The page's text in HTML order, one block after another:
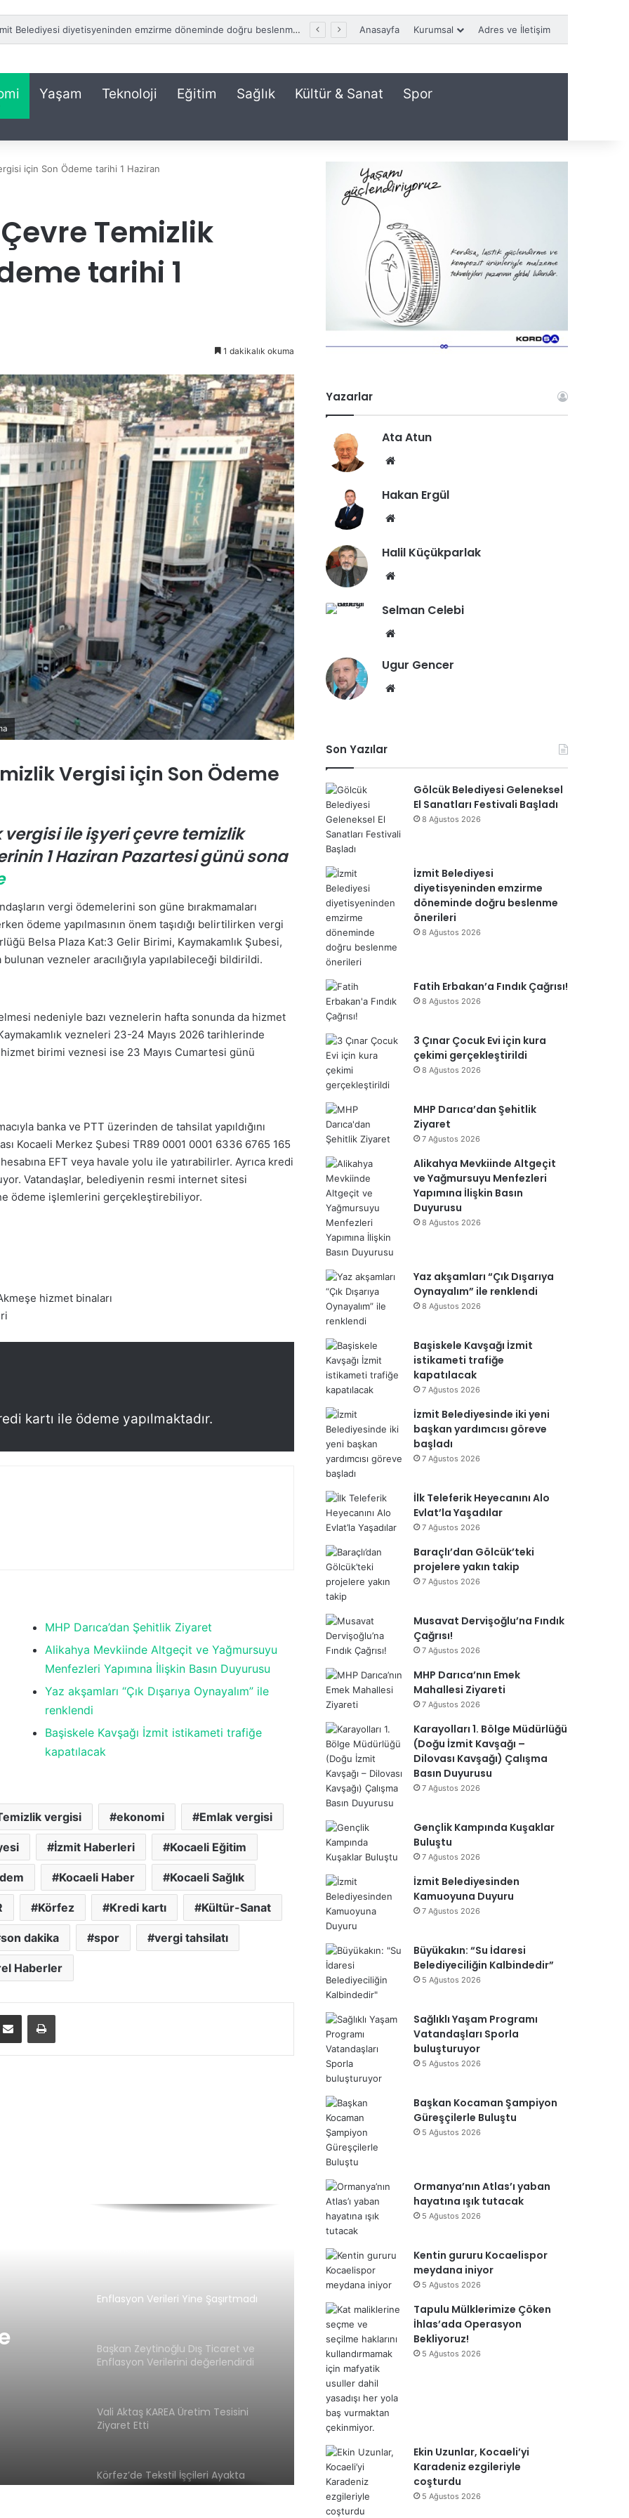
Erbakan’a Fındık Çağrısı! Anasayfa Kurumsal Adres ve İletişim
Yaşam Teknoloji Eğitim Sağlık Kültür & Sanat Spor
için Son Ödeme tarihi 1 Haziran
Temizlik
tarihi 1
1 dakikalık okuma
Vergisi için Son Ödeme
vergisi ile işyeri çevre temizlik
1 Haziran Pazartesi günü sona
vergi ödemelerini son güne bırakmamaları
ödeme yapılmasının önem taşıdığı belirtilirken vergi
Belsa Plaza Kat:3 Gelir Birimi, Kaymakamlık Şubesi,
vezneler aracılığıyla yapılabileceği bildirildi.
nedeniyle bazı veznelerin hafta sonunda da hizmet
vezneleri 23-24 Mayıs 2026 tarihlerinde
birimi veznesi ise 23 Mayıs Cumartesi günü
banka ve PTT üzerinden de tahsilat yapıldığını
Kocaeli Merkez Şubesi TR89 0001 0001 6336 6765 165
EFT veya havale yolu ile yatırabilirler. Ayrıca kredi
Vatandaşlar, belediyenin resmi internet sitesi
ödeme işlemlerini gerçekleştirebiliyor.
hizmet binaları
kartı ile ödeme yapılmaktadır.
MHP Darıca’dan Şehitlik Ziyaret
Alikahya Mevkiinde Altgeçit ve Yağmursuyu
Menfezleri Yapımına İlişkin Basın Duyurusu
Yaz akşamları “Çık Dışarıya Oynayalım” ile
renklendi
Başiskele Kavşağı İzmit istikameti trafiğe
kapatılacak
vergisi ekonomi Emlak vergisi
İzmit Haberleri Kocaeli Eğitim
Kocaeli Haber Kocaeli Sağlık
Körfez Kredi kartı Kültür-Sanat
son dakika spor vergi tahsilatı
Haberler
Başkan Zeytinoğlu İşgücü Verilerini
değerlendirdi
Kadın girişimcilere Yenicuma’da
Büyükakın: “Su İdaresi Belediyeciliğin
Yazarlar
Ata Atun
sit
Hakan Ergül
sit
Halil Küçükparlak
sit
Selman Celebi
sit
Ugur Gencer
Son Yazılar
Gölcük Belediyesi Geleneksel
El Sanatları Festivali Başladı
8 Ağustos 2026
İzmit Belediyesi
diyetisyeninden emzirme
döneminde doğru beslenme
önerileri
8 Ağustos 2026
Fatih Erbakan’a Fındık Çağrısı!
8 Ağustos 2026
3 Çınar Çocuk Evi için kura
çekimi gerçekleştirildi
8 Ağustos 2026
MHP Darıca’dan Şehitlik
Ziyaret
7 Ağustos 2026
Alikahya Mevkiinde Altgeçit
ve Yağmursuyu Menfezleri
Yapımına İlişkin Basın
Duyurusu
8 Ağustos 2026
Yaz akşamları “Çık Dışarıya
Oynayalım” ile renklendi
8 Ağustos 2026
Başiskele Kavşağı İzmit
istikameti trafiğe
kapatılacak
7 Ağustos 2026
İzmit Belediyesinde iki yeni
başkan yardımcısı göreve
başladı
7 Ağustos 2026
İlk Teleferik Heyecanını Alo
Evlat’la Yaşadılar
7 Ağustos 2026
Baraçlı’dan Gölcük’teki
projelere yakın takip
7 Ağustos 2026
Musavat Dervişoğlu’na Fındık
Çağrısı!
7 Ağustos 2026
MHP Darıca’nın Emek
Mahallesi Ziyareti
7 Ağustos 2026
Karayolları 1. Bölge Müdürlüğü
(Doğu İzmit Kavşağı –
Dilovası Kavşağı) Çalışma
Basın Duyurusu
7 Ağustos 2026
Gençlik Kampında Kuşaklar
Buluştu
7 Ağustos 2026
İzmit Belediyesinden
Kamuoyuna Duyuru
7 Ağustos 2026
Büyükakın: “Su İdaresi
Belediyeciliğin Kalbindedir”
5 Ağustos 2026
Sağlıklı Yaşam Programı
Vatandaşları Sporla
buluşturuyor
5 Ağustos 2026
Başkan Kocaman Şampiyon
Güreşçilerle Buluştu
5 Ağustos 2026
Ormanya’nın Atlas’ı yaban
hayatına ışık tutacak
5 Ağustos 2026
Kentin gururu Kocaelispor
meydana iniyor
5 Ağustos 2026
Tapulu Mülklerimize Çöken
İhlas’ada Operasyon
Bekliyoruz!
5 Ağustos 2026
Ekin Uzunlar, Kocaeli’yi
Karadeniz ezgileriyle
coşturdu
5 Ağustos 2026